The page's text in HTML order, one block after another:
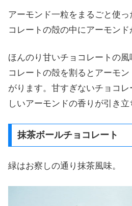
アーモンド一粒をまるごと使
コレートの殻の中にアーモンド
ほんのり甘いチョコレートの
コレートの殻を割るとアーモ
がります。甘すぎないチョコ
しいアーモンドの香りが引き立
抹茶ボールチョコレート
緑はお察しの通り抹茶風味。